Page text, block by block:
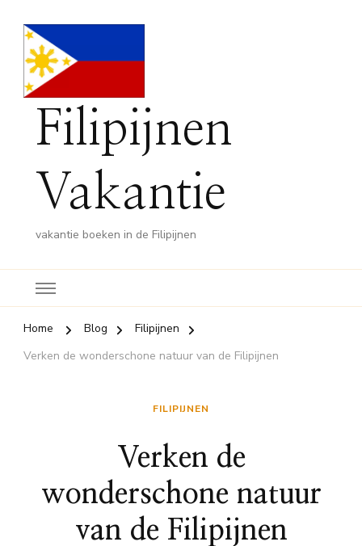
Filipijnen
Vakantie
vakantie boeken in de Filipijnen
Home Blog
Filipijnen
Verken de wonderschone natuur van de Filipijnen
FILIPIJNEN
Verken de
wonderschone natuur
van de Filipijnen